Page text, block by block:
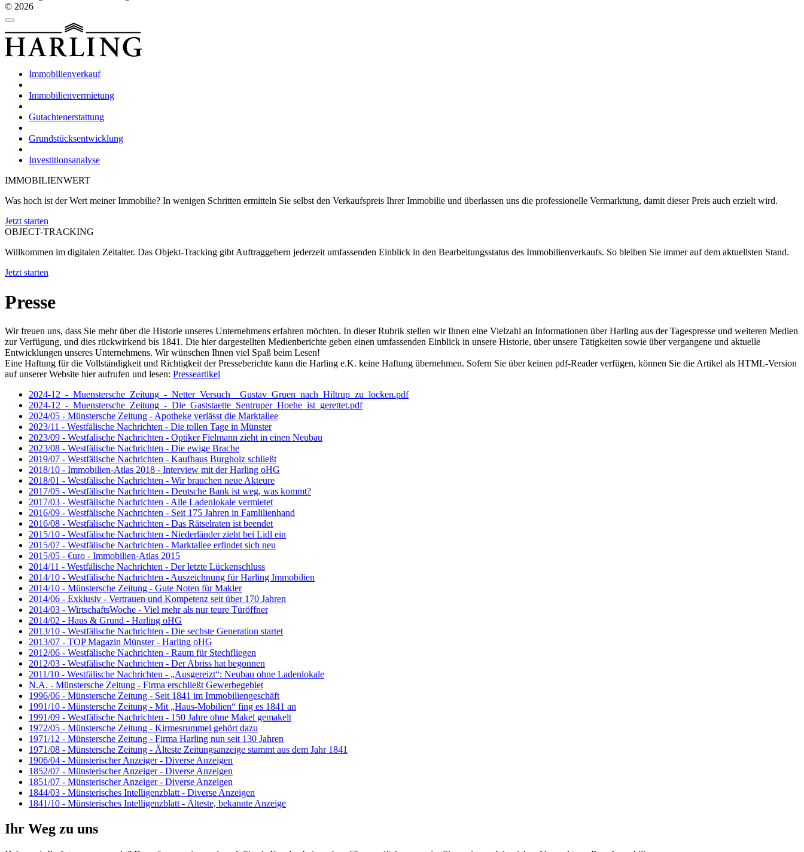
© 2026
Immobilienverkauf
Immobilienvermietung
Gutachtenerstattung
Grundstücksentwicklung
Investitionsanalyse
IMMOBILIENWERT
Was hoch ist der Wert meiner Immobilie? In wenigen Schritten ermitteln Sie selbst den Verkaufspreis Ihrer Immobilie und überlassen uns die professionelle Vermarktung, damit dieser Preis auch erzielt wird.
Jetzt starten
OBJECT-TRACKING
Willkommen im digitalen Zeitalter. Das Objekt-Tracking gibt Auftraggebern jederzeit umfassenden Einblick in den Bearbeitungsstatus des Immobilienverkaufs. So bleiben Sie immer auf dem aktuellsten Stand.
Jetzt starten
Presse
Wir freuen uns, dass Sie mehr über die Historie unseres Unternehmens erfahren möchten. In dieser Rubrik stellen wir Ihnen eine Vielzahl an Informationen über Harling aus der Tagespresse und weiteren Medien
zur Verfügung, und dies rückwirkend bis 1841. Die hier dargestellten Medienberichte geben einen umfassenden Einblick in unsere Historie, über unsere Tätigkeiten sowie über vergangene und aktuelle
Entwicklungen unseres Unternehmens. Wir wünschen Ihnen viel Spaß beim Lesen!
Eine Haftung für die Vollständigkeit und Richtigkeit der Presseberichte kann die Harling e.K. keine Haftung übernehmen. Sofern Sie über keinen pdf-Reader verfügen, können Sie die Artikel als HTML-Version
auf unserer Website hier aufrufen und lesen: Presseartikel
2024-12_-_Muenstersche_Zeitung_-_Netter_Versuch__Gustav_Gruen_nach_Hiltrup_zu_locken.pdf
2024-12_-_Muenstersche_Zeitung_-_Die_Gaststaette_Sentruper_Hoehe_ist_gerettet.pdf
2024/05 - Münstersche Zeitung - Apotheke verlässt die Marktallee
2023/11 - Westfälische Nachrichten - Die tollen Tage in Münster
2023/09 - Westfalische Nachrichten - Optiker Fielmann zieht in einen Neubau
2023/08 - Westfälische Nachrichten - Die ewige Brache
2019/07 - Westfälische Nachrichten - Kaufhaus Burgholz schließt
2018/10 - Immobilien-Atlas 2018 - Interview mit der Harling oHG
2018/01 - Westfälische Nachrichten - Wir brauchen neue Akteure
2017/05 - Westfälische Nachrichten - Deutsche Bank ist weg, was kommt?
2017/03 - Westfälische Nachrichten - Alle Ladenlokale vermietet
2016/09 - Westfälische Nachrichten - Seit 175 Jahren in Famlilienhand
2016/08 - Westfälische Nachrichten - Das Rätselraten ist beendet
2015/10 - Westfälische Nachrichten - Niederländer zieht bei Lidl ein
2015/07 - Westfälische Nachrichten - Marktallee erfindet sich neu
2015/05 - €uro - Immobilien-Atlas 2015
2014/11 - Westfälische Nachrichten - Der letzte Lückenschluss
2014/10 - Westfälische Nachrichten - Auszeichnung für Harling Immobilien
2014/10 - Münstersche Zeitung - Gute Noten für Makler
2014/06 - Exklusiv - Vertrauen und Kompetenz seit über 170 Jahren
2014/03 - WirtschaftsWoche - Viel mehr als nur teure Türöffner
2014/02 - Haus & Grund - Harling oHG
2013/10 - Westfälische Nachrichten - Die sechste Generation startet
2013/07 - TOP Magazin Münster - Harling oHG
2012/06 - Westfälische Nachrichten - Raum für Stechfliegen
2012/03 - Westfälische Nachrichten - Der Abriss hat begonnen
2011/10 - Westfälische Nachrichten - „Ausgereizt“: Neubau ohne Ladenlokale
N.A. - Münstersche Zeitung - Firma erschließt Gewerbegebiet
1996/06 - Münstersche Zeitung - Seit 1841 im Immobiliengeschäft
1991/10 - Münstersche Zeitung - Mit „Haus-Mobilien“ fing es 1841 an
1991/09 - Westfälische Nachrichten - 150 Jahre ohne Makel gemakelt
1972/05 - Münstersche Zeitung - Kirmesrummel gehört dazu
1971/12 - Münstersche Zeitung - Firma Harling nun seit 130 Jahren
1971/08 - Münstersche Zeitung - Älteste Zeitungsanzeige stammt aus dem Jahr 1841
1906/04 - Münsterischer Anzeiger - Diverse Anzeigen
1852/07 - Münsterischer Anzeiger - Diverse Anzeigen
1851/07 - Münsterischer Anzeiger - Diverse Anzeigen
1844/03 - Münsterisches Intelligenzblatt - Diverse Anzeigen
1841/10 - Münsterisches Intelligenzblatt - Älteste, bekannte Anzeige
Ihr Weg zu uns